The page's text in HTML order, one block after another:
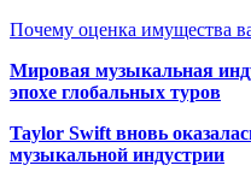
Почему оценка имущества
Мировая музыкальная
эпохе глобальных туров
Taylor Swift вновь
музыкальной индустрии